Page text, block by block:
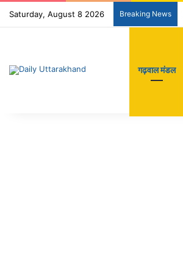
Saturday, August 8 2026 Breaking News
गढ़वाल मंडल